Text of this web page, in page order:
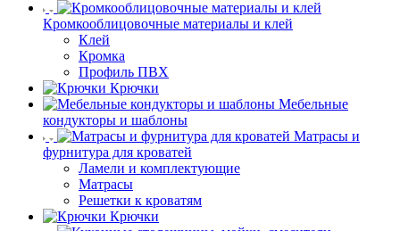
Кромкооблицовочные материалы и клей
Клей
Кромка
Профиль ПВХ
Крючки
Мебельные
кондукторы и шаблоны
Матрасы и
фурнитура для кроватей
Ламели и комплектующие
Матрасы
Решетки к кроватям
Крючки